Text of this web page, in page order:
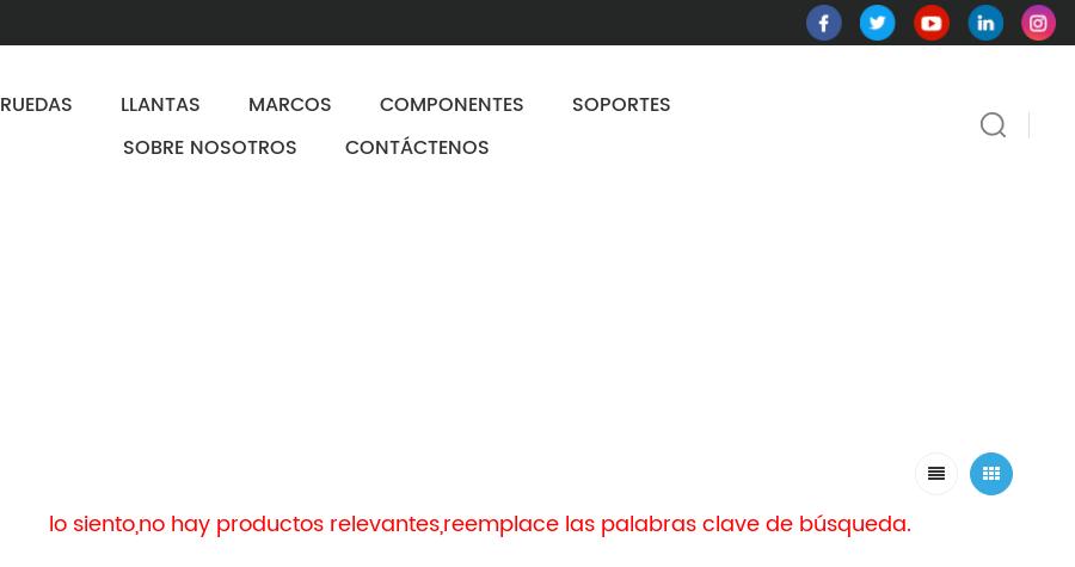
RUEDAS LLANTAS MARCOS COMPONENTES
SOPORTES
SOBRE NOSOTROS
CONTÁCTENOS
lo siento,no hay productos relevantes,reemplace las palabras clave de búsqueda.